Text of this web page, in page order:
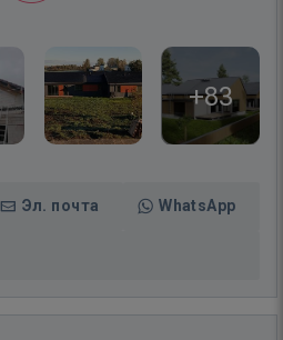
+83
Эл. почта WhatsApp